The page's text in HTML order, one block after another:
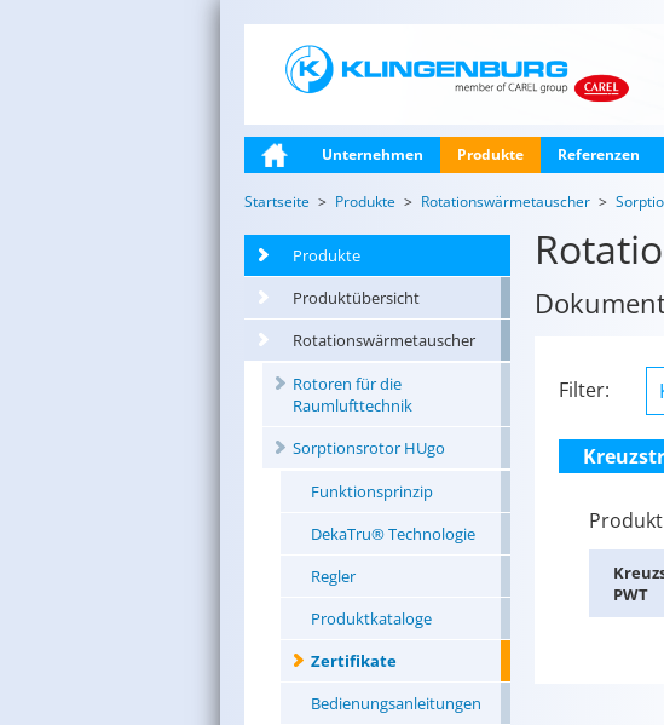
Unternehmen Produkte Referenzen
Startseite Produkte Rotationswärmetauscher
Produkte
Produktübersicht
Rotationswärmetauscher
Rotoren für die
Raumlufttechnik
Sorptionsrotor HUgo
Funktionsprinzip
DekaTru® Technologie
Regler
Produktkataloge
Zertifikate
Bedienungsanleitungen
Filter:
PWT